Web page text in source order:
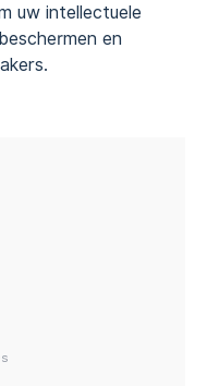
uw intellectuele
en